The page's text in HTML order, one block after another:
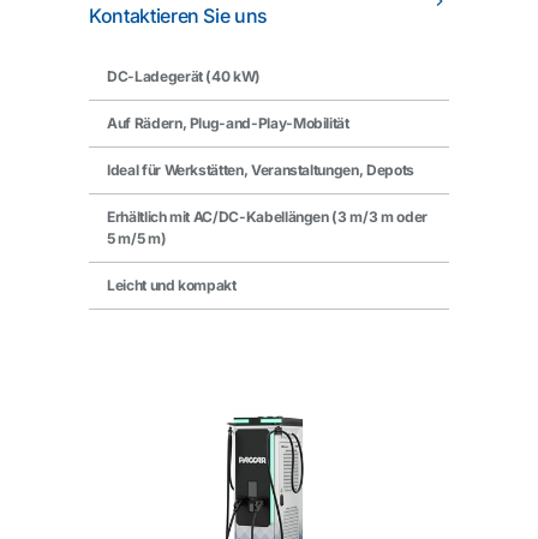
Kontaktieren Sie uns
DC-Ladegerät (40 kW)
Auf Rädern, Plug-and-Play-Mobilität
Ideal für Werkstätten, Veranstaltungen, Depots
Erhältlich mit AC/DC-Kabellängen (3 m/3 m oder
5 m/5 m)
Leicht und kompakt